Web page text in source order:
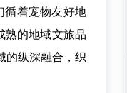
循着宠物友好地
熟的地域文旅品
的纵深融合，织